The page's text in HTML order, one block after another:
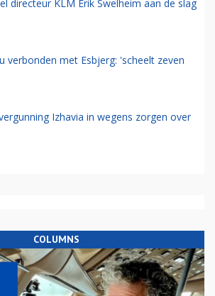
directeur KLM Erik Swelheim aan de slag
verbonden met Esbjerg: 'scheelt zeven
Izhavia in wegens zorgen over
COLUMNS